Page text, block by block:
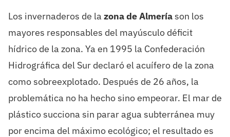
Los invernaderos de la zona de Almeríason los
mayores responsables del mayúsculo déficit
hídrico de la zona. Ya en 1995 la Confederación
Hidrográfica del Sur declaró el acuífero de la zona
como sobreexplotado. Después de 26 años, la
problemática no ha hecho sino empeorar. El mar de
plástico succiona sin parar agua subterránea muy
por encima del máximo ecológico; el resultado es